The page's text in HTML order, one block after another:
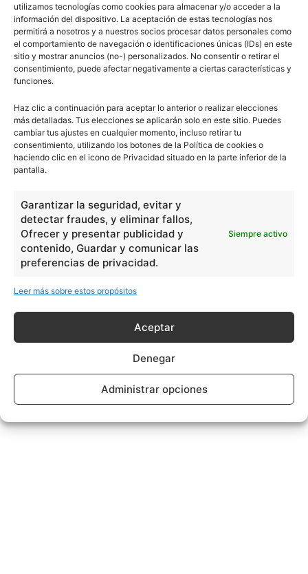
utilizamos tecnologías como cookies para almacenar y/o acceder a la
información del dispositivo. La aceptación de estas tecnologías nos
permitirá a nosotros y a nuestros socios procesar datos personales como
el comportamiento de navegación o identificaciones únicas (IDs) en este
sitio y mostrar anuncios (no-) personalizados. No consentir o retirar el
consentimiento, puede afectar negativamente a ciertas características y
funciones.
Haz clic a continuación para aceptar lo anterior o realizar elecciones
más detalladas. Tus elecciones se aplicarán solo en este sitio. Puedes
cambiar tus ajustes en cualquier momento, incluso retirar tu
consentimiento, utilizando los botones de la Política de cookies o
haciendo clic en el icono de Privacidad situado en la parte inferior de la
pantalla.
Garantizar la seguridad, evitar y
detectar fraudes, y eliminar fallos,
Ofrecer y presentar publicidad y
contenido, Guardar y comunicar las
preferencias de privacidad.
Siempre activo
Leer más sobre estos propósitos
Aceptar
Denegar
Administrar opciones